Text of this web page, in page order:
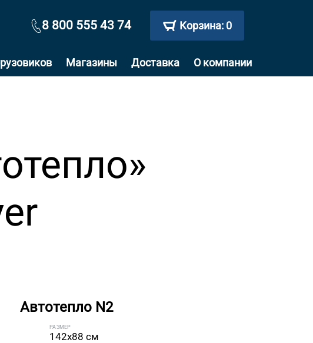
8 800 555 43 74 Корзина: 0
Магазины Доставка О компании
Автотепло N2
РАЗМЕР
142x88 см